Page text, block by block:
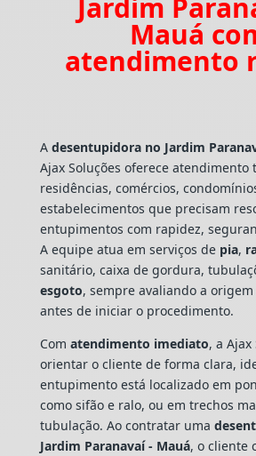
Mauá
atendimento
A desentupidora no Jardim
Ajax Soluções oferece atendimento
residências, comércios,
estabelecimentos que precisam
entupimentos com rapidez,
A equipe atua em serviços de pia,
sanitário, caixa de gordura,
esgoto, sempre avaliando a
antes de iniciar o procedimento.
Com atendimento imediato, a Ajax
orientar o cliente de forma clara,
entupimento está localizado em
como sifão e ralo, ou em trechos
tubulação. Ao contratar uma
Jardim Paranavaí - Mauá, o cliente